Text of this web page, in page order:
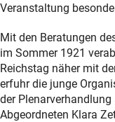
Veranstaltung
Mit den Beratungen
im Sommer 1921
Reichstag näher mit
erfuhr die junge
der
Abgeordneten Klara